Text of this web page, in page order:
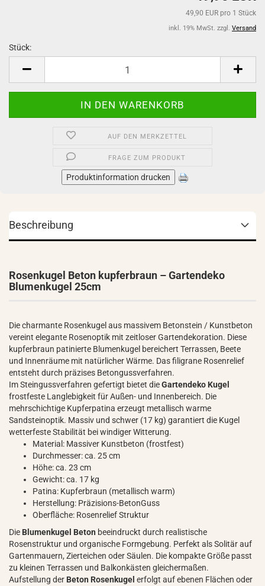
49,90 EUR pro 1 Stück
inkl. 19% MwSt. zzgl. Versand
Stück:
AUF DEN MERKZETTEL
FRAGE ZUM PRODUKT
Produktinformation drucken
Beschreibung
Rosenkugel Beton kupferbraun – Gartendeko
Blumenkugel 25cm
Die charmante Rosenkugel aus massivem Betonstein / Kunstbeton
vereint elegante Rosenoptik mit zeitloser Gartendekoration. Diese
kupferbraun patinierte Blumenkugel bereichert Terrassen, Beete
und Innenräume mit natürlicher Wärme. Das filigrane Rosenrelief
entsteht durch präzises Betongussverfahren.
Im Steingussverfahren gefertigt bietet dieGartendeko Kugel
frostfeste Langlebigkeit für Außen- und Innenbereich. Die
mehrschichtige Kupferpatina erzeugt metallisch warme
Sandsteinoptik. Massiv und schwer (17 kg) garantiert die Kugel
wetterfeste Stabilität bei windiger Witterung.
Material: Massiver Kunstbeton (frostfest)
Durchmesser: ca. 25 cm
Höhe: ca. 23 cm
Gewicht: ca. 17 kg
Patina: Kupferbraun (metallisch warm)
Herstellung: Präzisions-BetonGuss
Oberfläche: Rosenrelief Struktur
Die Blumenkugel Beton beeindruckt durch realistische
Rosenstruktur und organische Formgebung. Perfekt als Solitär auf
Gartenmauern, Zierteichen oder Säulen. Die kompakte Größe passt
zu kleinen Terrassen und Balkonkästen gleichermaßen.
Aufstellung der Beton Rosenkugel erfolgt auf ebenen Flächen oder